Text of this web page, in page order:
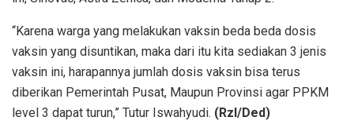
“Karena warga yang melakukan vaksin beda beda dosis
vaksin yang disuntikan, maka dari itu kita sediakan 3 jenis
vaksin ini, harapannya jumlah dosis vaksin bisa terus
diberikan Pemerintah Pusat, Maupun Provinsi agar PPKM
level 3 dapat turun,” Tutur Iswahyudi. (Rzl/Ded)